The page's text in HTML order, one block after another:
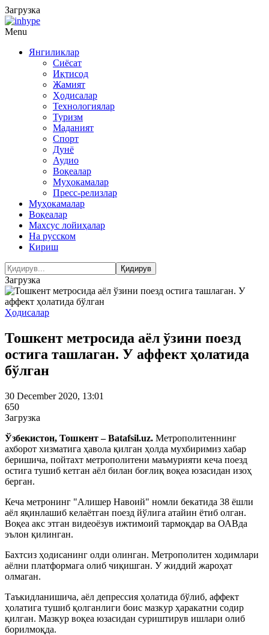
Загрузка
Menu
Янгиликлар
Сиёсат
Иқтисод
Жамият
Ҳодисалар
Технологиялар
Туризм
Маданият
Спорт
Дунё
Аудио
Воқеалар
Муҳокамалар
Пресс-релизлар
Муҳокамалар
Воқеалар
Махсус лойиҳалар
На русском
Кириш
Загрузка
Ҳодисалар
Тошкент метросида аёл ўзини поезд
остига ташлаган. У аффект ҳолатида
бўлган
30 December 2020, 13:01
650
Загрузка
Ўзбекистон, Тошкент – Batafsil.uz. Метрополитеннинг
ахборот хизматига ҳавола қилган ҳолда мухбиримиз хабар
беришича, пойтахт метрополитени маъмурияти кеча поезд
остига тушиб кетган аёл билан боғлиқ воқеа юзасидан изоҳ
берган.
Кеча метронинг "Алишер Навоий" номли бекатида 38 ёшли
аёл яқинлашиб келаётган поезд йўлига атайин ётиб олган.
Воқеа акс этган видеоёзув ижтимоий тармоқдар ва ОАВда
эълон қилинган.
Бахтсиз ҳодисанинг олди олинган. Метрополитен ходимлари
аёлни платформага олиб чиқишган. У жиддий жароҳат
олмаган.
Таъкидланишича, аёл депрессия ҳолатида бўлиб, аффект
ҳолатига тушиб қолганлиги боис мазкур ҳаракатни содир
қилган. Мазкур воқеа юзасидан суриштирув ишлари олиб
борилмоқда.